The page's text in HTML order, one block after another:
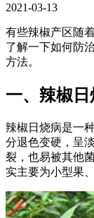
2021-03-13
有些辣椒产区随
了解一下如何防
方法。
一、辣椒
辣椒日烧病是一
分退色变硬，呈
裂，也易被其他
实主要为小型果